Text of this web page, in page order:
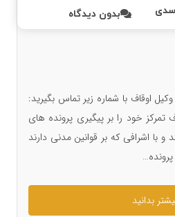
بدون دیدگاه
اوقاف با شماره زیر تماس بگیرید:
اوقاف تمرکز خود را بر پیگیری پرونده های
و با اشرافی که بر قوانین مدنی دارند
بدانید